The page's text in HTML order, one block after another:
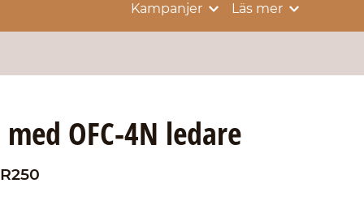
Kampanjer Läs mer
OFC-4N ledare